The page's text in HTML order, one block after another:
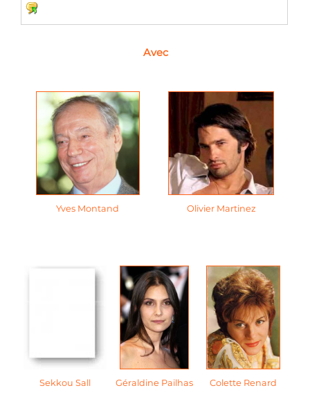
Avec
Yves Montand Olivier Martinez
Sekkou Sall Géraldine Pailhas Colette Renard